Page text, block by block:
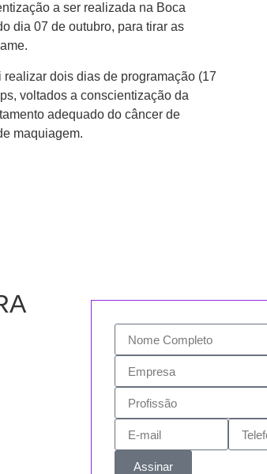
a ser realizada na Boca
dia 07 de outubro, para tirar as
realizar dois dias de programação (17
voltados a conscientização da
adequado do câncer de
maquiagem.
Assinar